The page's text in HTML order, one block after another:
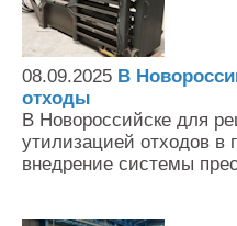
08.09.2025 В
отходы
В Новороссийске для
утилизацией отходов в
внедрение системы